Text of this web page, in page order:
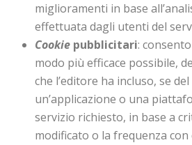
miglioramenti in base
effettuata dagli utenti del
Cookie pubblicitari:
modo più efficace possibile,
che l’editore ha incluso, se
un’applicazione o una
servizio richiesto, in base a
modificato o la frequenza